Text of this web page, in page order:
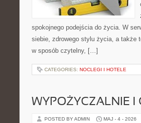
spokojnego podejścia do życia. W
siebie, zdrowego stylu życia, a także
w sposób czytelny, […]
CATEGORIES: NOCLEGI I HOTELE
WYPOŻYCZALNIE I
POSTED BY ADMIN MAJ - 4 - 2026